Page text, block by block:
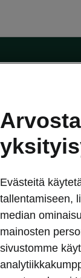
mallit Käyttöohjeet
Evästeitä
tallentamiseen,
median
mainosten
sivustomme